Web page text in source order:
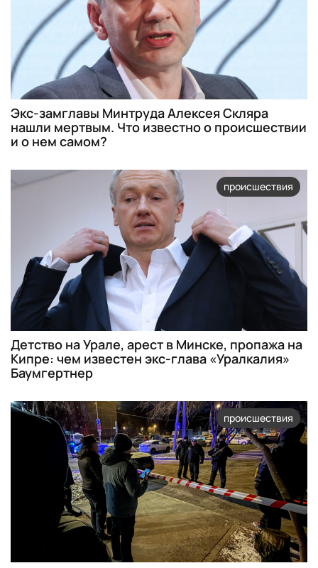
Экс-замглавы Минтруда Алексея Скляра
нашли мертвым. Что известно о происшествии
и о нем самом?
происшествия
Детство на Урале, арест в Минске, пропажа на
Кипре: чем известен экс-глава «Уралкалия»
Баумгертнер
происшествия